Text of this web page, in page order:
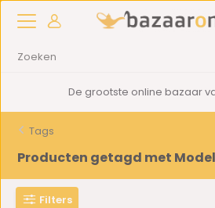
De grootste online bazaar
Tags
Producten getagd met
Filters